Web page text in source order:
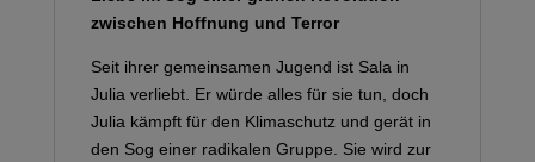
zwischen Hoffnung und Terror
Seit ihrer gemeinsamen Jugend ist Sala in
Julia verliebt. Er würde alles für sie tun, doch
Julia kämpft für den Klimaschutz und gerät in
den Sog einer radikalen Gruppe. Sie wird zur